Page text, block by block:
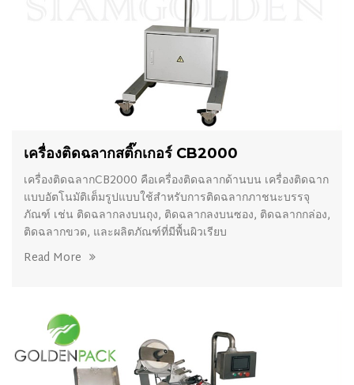
เครื่องติดฉลากสติ๊กเกอร์ CB2000
เครื่องติดฉลากCB2000 คือเครื่องติดฉลากด้านบน เครื่องติดฉาก
แบบอัตโนมัติเต็มรูปแบบใช้สำหรับการติดฉลากภาชนะบรรจุ
ภัณฑ์ เช่น ติดฉลากลงบนถุง, ติดฉลากลงบนซอง, ติดฉลากกล่อง,
ติดฉลากขวด, และผลิตภัณฑ์ที่มีพื้นผิวเรียบ
Read More